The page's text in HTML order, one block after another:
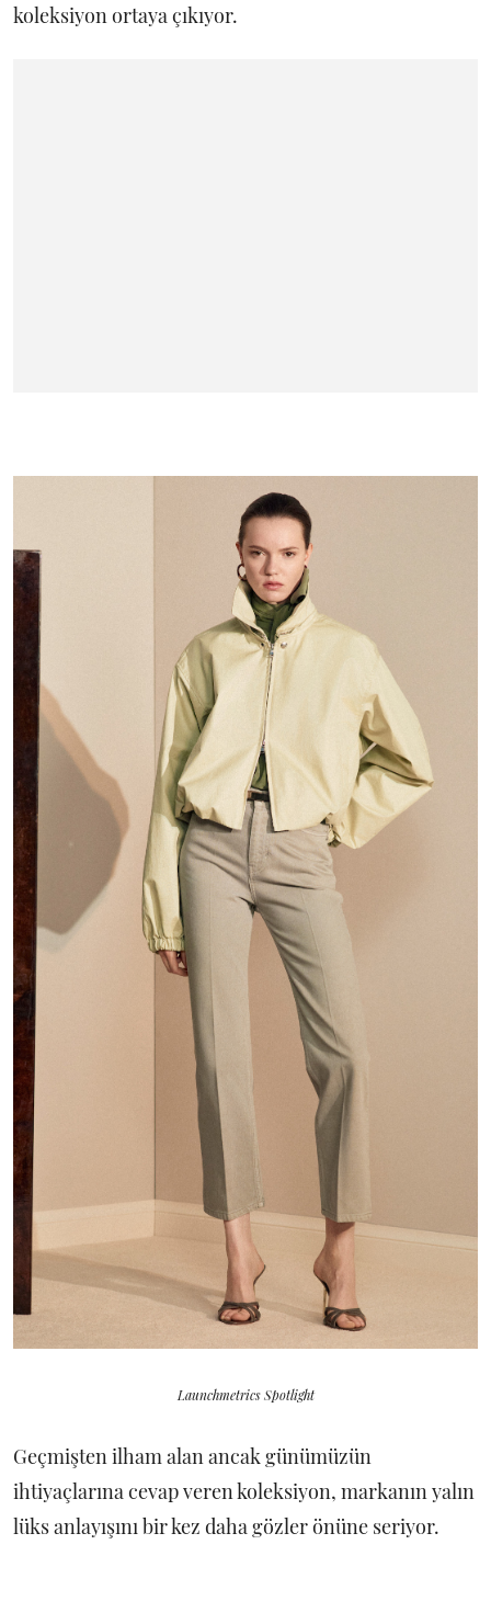
koleksiyon ortaya çıkıyor.
Launchmetrics Spotlight
Geçmişten ilham alan ancak günümüzün
ihtiyaçlarına cevap veren koleksiyon, markanın yalın
lüks anlayışını bir kez daha gözler önüne seriyor.